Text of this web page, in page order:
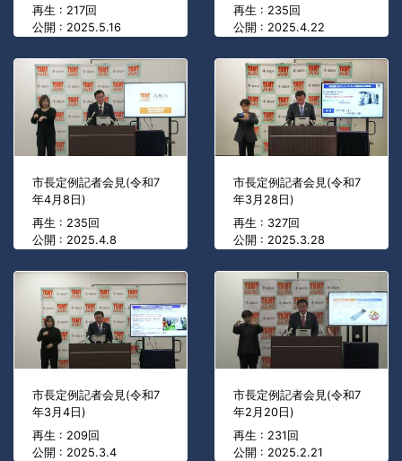
再生 : 217回
公開 : 2025.5.16
再生 : 235回
公開 : 2025.4.22
市長定例記者会見(令和7
年4月8日)
再生 : 235回
公開 : 2025.4.8
市長定例記者会見(令和7
年3月28日)
再生 : 327回
公開 : 2025.3.28
市長定例記者会見(令和7
年3月4日)
再生 : 209回
公開 : 2025.3.4
市長定例記者会見(令和7
年2月20日)
再生 : 231回
公開 : 2025.2.21